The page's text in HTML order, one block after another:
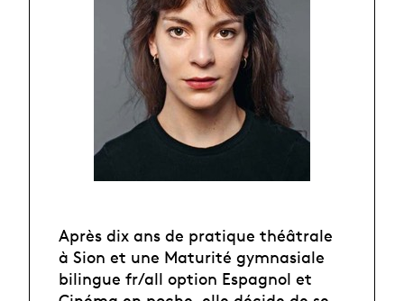
Après dix ans de pratique théâtrale
à Sion et une Maturité gymnasiale
bilingue fr/all option Espagnol et